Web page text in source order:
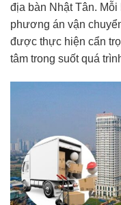
địa bàn Nhật Tân.
phương án vận
được thực hiện cẩn
tâm trong suốt quá